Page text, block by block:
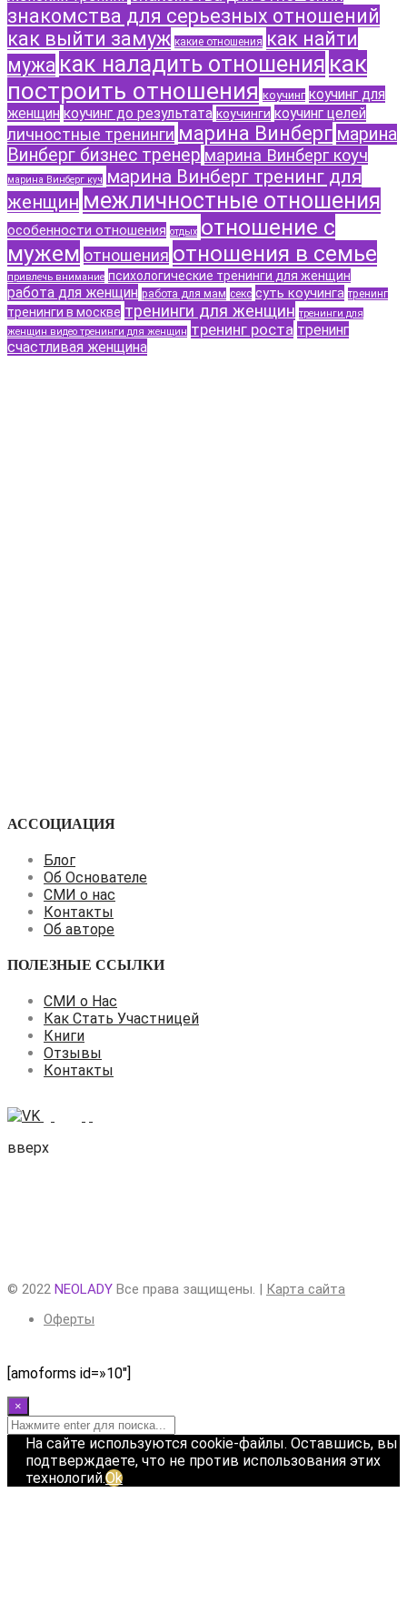
знакомства для серьезных отношений
как выйти замуж какие отношения как найти
мужа как наладить отношения как
построить отношения коучинг коучинг для
женщин коучинг до результата коучинги коучинг целей
личностные тренинги марина Винберг марина
Винберг бизнес тренер марина Винберг коуч
марина Винберг куч марина Винберг тренинг для
женщин межличностные отношения
особенности отношения отдых отношение с
мужем отношения отношения в семье
привлечь внимание психологические тренинги для женщин
работа для женщин работа для мам секс суть коучинга тренинг
тренинги в москве тренинги для женщин тренинги для
женщин видео тренинги для женщин тренинг роста тренинг
счастливая женщина
АССОЦИАЦИЯ
Блог
Об Основателе
СМИ о нас
Контакты
Об авторе
ПОЛЕЗНЫЕ ССЫЛКИ
СМИ о Нас
Как Стать Участницей
Книги
Отзывы
Контакты
вверх
© 2022 NEOLADY Все права защищены. | Карта сайта
Оферты
[amoforms id=»10″]
×
На сайте используются cookie-файлы. Оставшись, вы
подтверждаете, что не против использования этих
технологий.Ok